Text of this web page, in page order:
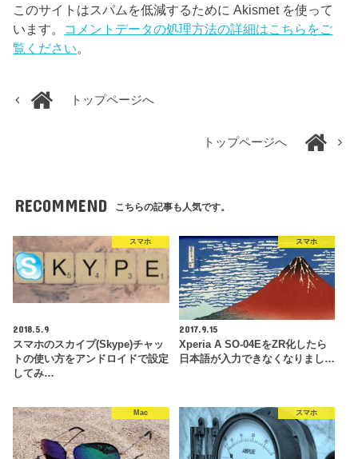
このサイトはスパムを低減するために Akismet を使って
います。 コメントデータの処理方法の詳細はこちらをご
覧ください。
トップページへ
トップページへ
RECOMMEND こちらの記事も人気です。
スマホ
2018.5.9
スマホのスカイプ(Skype)チャッ
トの使い方をアンドロイドで設定
してみ…
スマホ
2017.9.15
Xperia A SO-04EをZR化したら
日本語が入力できなくなりまし…
Mac スマホ